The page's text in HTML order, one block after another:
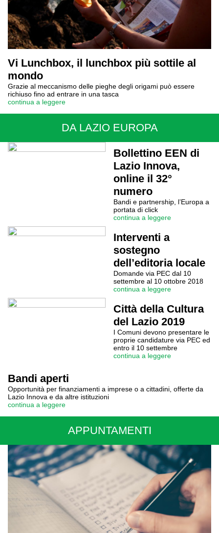
Vi Lunchbox, il lunchbox più sottile al
mondo
Grazie al meccanismo delle pieghe degli origami può essere
richiuso fino ad entrare in una tasca
continua a leggere
DA LAZIO EUROPA
Bollettino EEN di
Lazio Innova,
online il 32°
numero
Bandi e partnership, l’Europa a
portata di click
continua a leggere
Interventi a
sostegno
dell’editoria locale
Domande via PEC dal 10
settembre al 10 ottobre 2018
continua a leggere
Città della Cultura
del Lazio 2019
I Comuni devono presentare le
proprie candidature via PEC ed
entro il 10 settembre
continua a leggere
Bandi aperti
Opportunità per finanziamenti a imprese o a cittadini, offerte da
Lazio Innova e da altre istituzioni
continua a leggere
APPUNTAMENTI